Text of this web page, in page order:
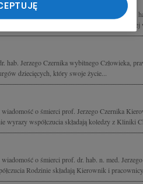
Żonie Krystynie z powodu śmierci Męża prof. dr.
Stomatologicznego Akademii Medycznej
hab. Jerzego Czernika wybitnego Człowieka,
dziecięcych, który swoje życie...
o śmierci prof. Jerzego Czernika
wyrazy współczucia składają koledzy z Kliniki
o śmierci prof. dr. hab. n. med.
Rodzinie składają Kierownik i